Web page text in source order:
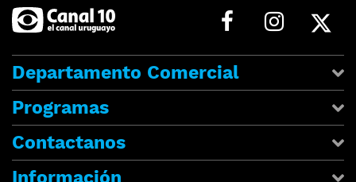
Departamento Comercial
Programas
Contactanos
Información